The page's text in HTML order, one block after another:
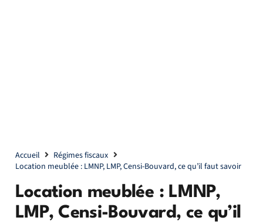
Accueil
Régimes fiscaux
Location meublée : LMNP, LMP, Censi-Bouvard, ce qu’il faut savoir
Location meublée : LMNP,
LMP, Censi-Bouvard, ce qu’il